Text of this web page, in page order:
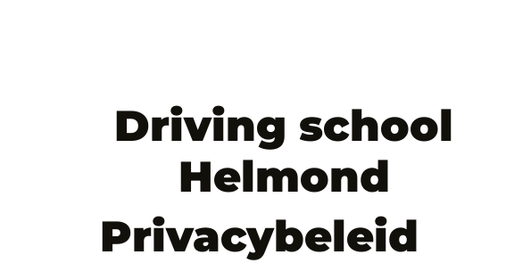
Driving school
Helmond
Privacybeleid